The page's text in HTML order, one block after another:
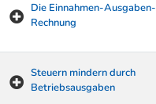
Die Einnahmen-Ausgaben-
Rechnung
Steuern mindern durch
Betriebsausgaben